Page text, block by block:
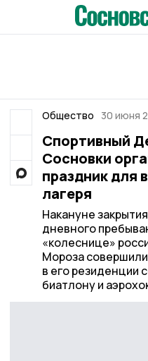
Общество 30 июня
Спортивный
Сосновки
праздник для
лагеря
Накануне
дневного
«колеснице»
Мороза совершили
в его резиденции
биатлону и